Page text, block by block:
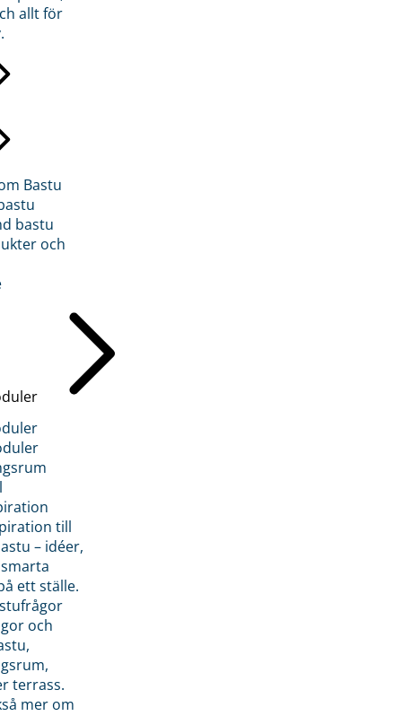
allt för
Bastu
bastu
och
till
– idéer,
ett ställe.
och
terrass.
mer om